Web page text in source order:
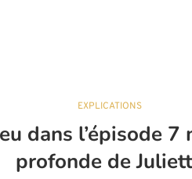
EXPLICATIONS
dans l’épisode
profonde de